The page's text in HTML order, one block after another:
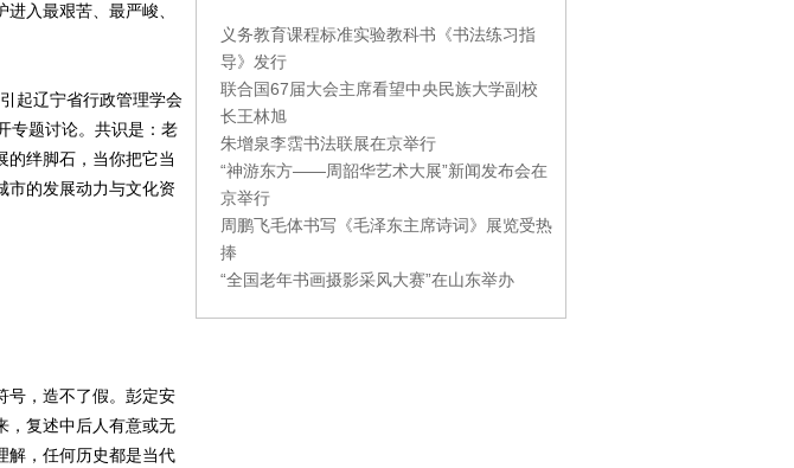
义务教育课程标准实验教科书《书法练习指
导》发行
联合国67届大会主席看望中央民族大学副校
长王林旭
朱增泉李霑书法联展在京举行
“神游东方——周韶华艺术大展”新闻发布会在
京举行
周鹏飞毛体书写《毛泽东主席诗词》展览受热
捧
“全国老年书画摄影采风大赛”在山东举办
入最艰苦、最严峻、
起辽宁省行政管理学会
专题讨论。共识是：老
的绊脚石，当你把它当
市的发展动力与文化资
，造不了假。彭定安
，复述中后人有意或无
解，任何历史都是当代